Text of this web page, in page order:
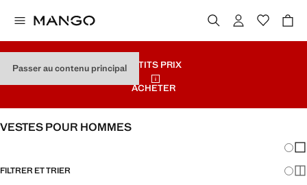
Passer au contenu principalPETITS PRIX
ACHETER
VESTES POUR HOMMES
FILTRER ET TRIER